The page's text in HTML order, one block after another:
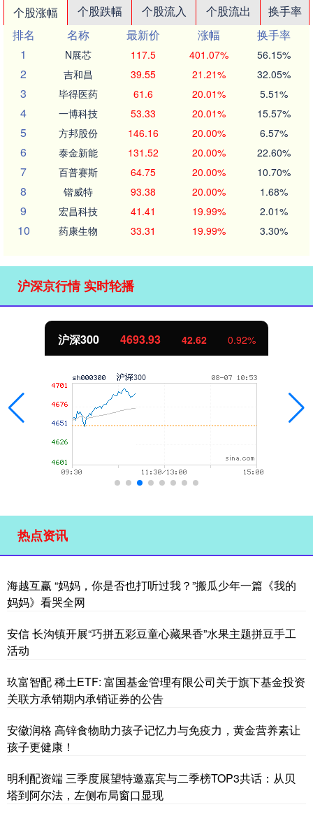
个股涨幅 个股跌幅 个股流入 个股流出
换手率
排名
名称 最新价 涨幅
换手率
1
N展芯 117.5 401.07% 56.15%
2 吉和昌 39.55 21.21% 32.05%
3 毕得医药 61.6 20.01% 5.51%
4 一博科技 53.33 20.01% 15.57%
5 方邦股份 146.16 20.00% 6.57%
6 泰金新能 131.52 20.00% 22.60%
7 百普赛斯 64.75 20.00% 10.70%
8 锴威特 93.38 20.00% 1.68%
9 宏昌科技 41.41 19.99% 2.01%
10 药康生物 33.31 19.99% 3.30%
沪深京行情 实时轮播
沪深300 4693.93 42.62 0.92%
热点资讯
海越互赢 “妈妈，你是否也打听过我？”搬瓜少年一篇《我的
妈妈》看哭全网
安信 长沟镇开展“巧拼五彩豆童心藏果香”水果主题拼豆手工
活动
玖富智配 稀土ETF: 富国基金管理有限公司关于旗下基金投资
关联方承销期内承销证券的公告
安徽润格 高锌食物助力孩子记忆力与免疫力，黄金营养素让
孩子更健康！
明利配资端 三季度展望特邀嘉宾与二季榜TOP3共话：从贝
塔到阿尔法，左侧布局窗口显现